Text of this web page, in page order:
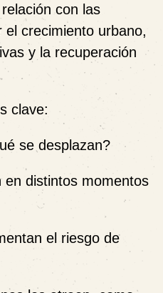
con las
crecimiento urbano,
y la recuperación
clave:
se desplazan?
en distintos momentos
el riesgo de